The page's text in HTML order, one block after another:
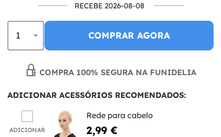
RECEBE 2026-08-08
COMPRAR AGORA
COMPRA 100% SEGURA NA FUNIDELIA
ADICIONAR ACESSÓRIOS RECOMENDADOS:
ADICIONAR
Rede para cabelo
2,99 €